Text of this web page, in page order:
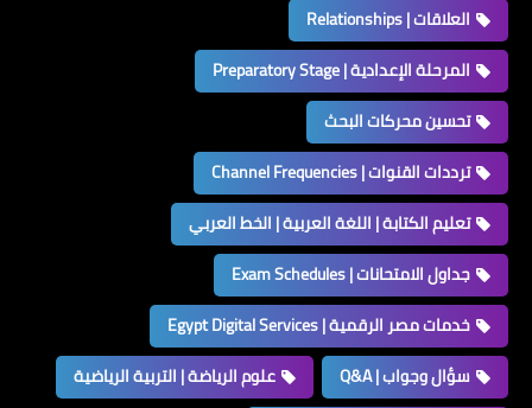
العلاقات | Relationships
المرحلة الإعدادية | Preparatory Stage
تحسين محركات البحث
ترددات القنوات | Channel Frequencies
تعليم الكتابة | اللغة العربية | الخط العربي
جداول الامتحانات | Exam Schedules
خدمات مصر الرقمية | Egypt Digital Services
سؤال وجواب | Q&A
علوم الرياضة | التربية الرياضية